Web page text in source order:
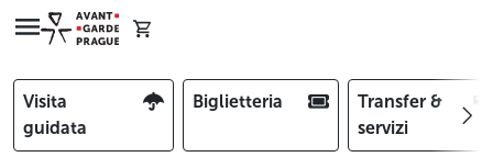
Visita
guidata
Biglietteria
Transfer &
servizi